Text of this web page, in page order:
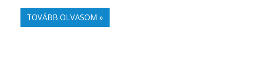
TOVÁBB OLVASOM »